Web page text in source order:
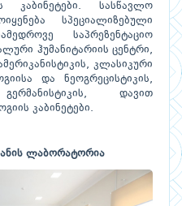
კაბინეტები. სასწავლო
სპეციალიზებული
საპრეზენტაციო
ჰუმანიტარიის ცენტრი,
კლასიკური
და ნეოგრეცისტიკის,
დავით
კაბინეტები.
ლაბორატორია